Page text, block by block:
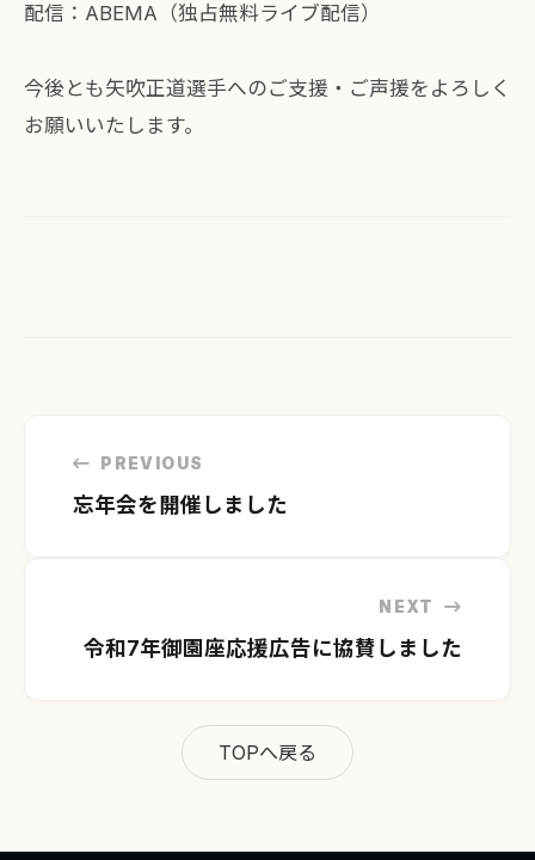
配信：ABEMA（独占無料ライブ配信）
今後とも矢吹正道選手へのご支援・ご声援をよろしく
お願いいたします。
PREVIOUS
忘年会を開催しました
NEXT
令和7年御園座応援広告に協賛しました
TOPへ戻る